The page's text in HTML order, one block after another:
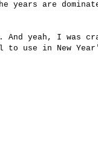
years are
And yeah, I was
use in New